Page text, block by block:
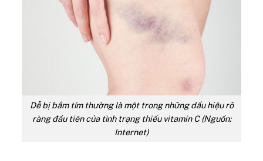
Dễ bị bầm tím thường là một trong những dấu hiệu rõ
ràng đầu tiên của tình trạng thiếu vitamin C (Nguồn:
Internet)